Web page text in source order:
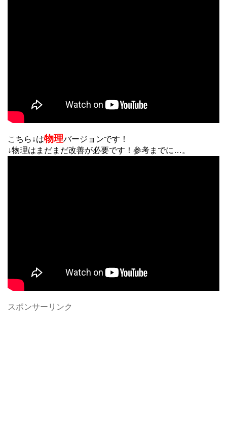
こちら↓は物理バージョンです！
↓物理はまだまだ改善が必要です！参考までに…。
スポンサーリンク